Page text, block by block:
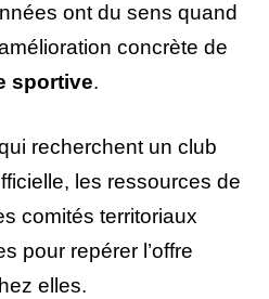
ont du sens quand
concrète de
sportive.
recherchent un club
les ressources de
comités territoriaux
pour repérer l’offre
elles.